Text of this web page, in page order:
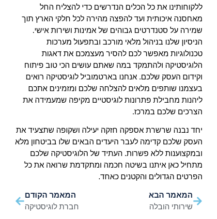
ללקוחותינו את כל הכלים הנדרשים כדי להצליח החל
מאחסנה איכותית ועד להפצה מהירה לכל חלקי הארץ תוך
שמירה על סטנדרטים גבוהים של אמינות ושירות אישי.
הניסיון שלנו בניהול מלאי מורכב ובתפעול מערכות
טכנולוגיות מאפשר לכם להסיר מעצמכם את דאגות
הלוגיסטיקה ולהתמקד במה שאתם עושים הכי טוב פיתוח
וקידום העסק שלכם. אנחנו בארטמוביל לוגיסטיקה רואים
בעצמנו שותפים מלאים להצלחה שלכם ומזמינים אתכם
ליהנות מחבילת פתרונות לוגיסטיים מקיפה שמעמידה את
הצרכים שלכם במרכז.
יחד נבנה שרשרת אספקה חזקה יעילה ושקופה שתצעיד את
העסק שלכם קדימה לעבר היעדים הבאים שלו בביטחון מלא
ובמקצוענות ללא פשרות. העתיד של הלוגיסטיקה שלכם
מתחיל כאן איתנו בשיטה חכמה ומתקדמת שרואה את כל
הפרטים הגדולים והקטנים כאחד.
המאמר הבא
שירותי הובלה
המאמר הקודם
חברת לוגיסטיקה